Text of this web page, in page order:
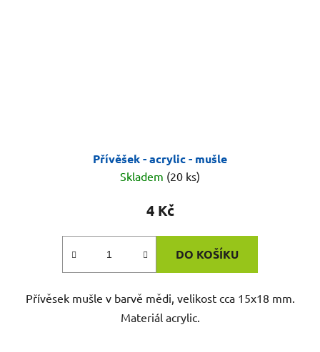
Přívěšek - acrylic - mušle
Skladem (20 ks)
4 Kč
DO KOŠÍKU
Přívěsek mušle v barvě mědi, velikost cca 15x18 mm.
Materiál acrylic.